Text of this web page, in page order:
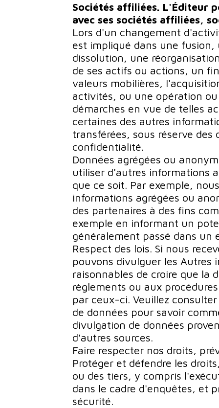
Sociétés affiliées. L'Éditeur
avec ses sociétés affiliées,
Lors d'un changement
est impliqué dans une
dissolution, une
de ses actifs ou actions, un
valeurs mobilières,
activités, ou une opération
démarches en vue de telles
certaines des autres
transférées, sous réserve
confidentialité.
Données agrégées ou
utiliser d'autres informations
que ce soit. Par exemple,
informations agrégées ou
des partenaires à des fins
exemple en informant un
généralement passé dans un
Respect des lois. Si nous
pouvons divulguer les Autres
raisonnables de croire que la
règlements ou aux
par ceux-ci. Veuillez
de données pour savoir
divulgation de données
d'autres sources.
Faire respecter nos droits,
Protéger et défendre les
ou des tiers, y compris
dans le cadre d'enquêtes, et
sécurité.